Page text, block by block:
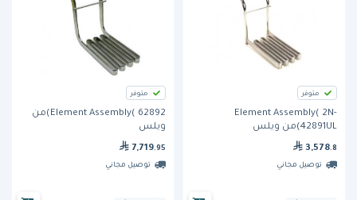
متوفر
Element Assembly( 2N-
42891UL)من ويلس
3,578.8
توصيل مجاني
متوفر
Element Assembly( 62892)من
ويلس
7,719.95
توصيل مجاني